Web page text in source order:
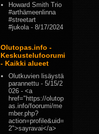
Howard Smith Trio
#arthämeenlinna
#streetart
#jukola - 8/17/2024
Olutopas.info -
Keskustelufoorumi
- Kaikki alueet
Olutkuvien lisäystä
parannettu - 5/15/2
026 - <a
href="https://olutop
as.info/foorumi/me
mber.php?
action=profile&uid=
2">sayravai</a>